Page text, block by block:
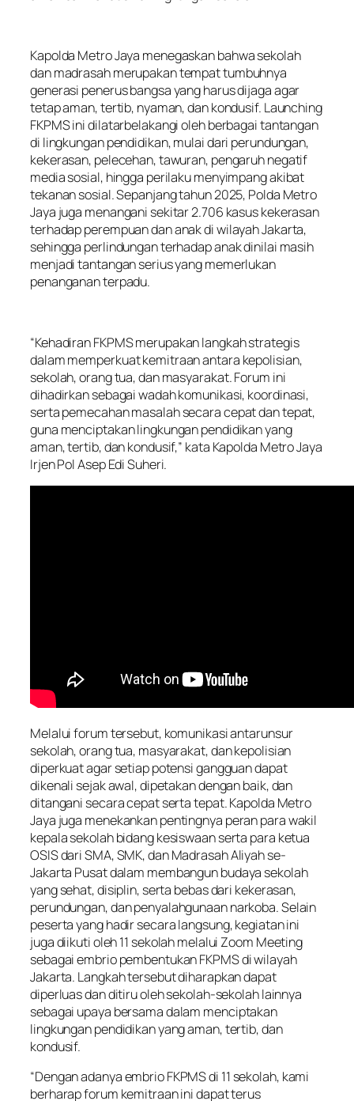
Kapolda Metro Jaya menegaskan bahwa sekolah
dan madrasah merupakan tempat tumbuhnya
generasi penerus bangsa yang harus dijaga agar
tetap aman, tertib, nyaman, dan kondusif. Launching
FKPMS ini dilatarbelakangi oleh berbagai tantangan
di lingkungan pendidikan, mulai dari perundungan,
kekerasan, pelecehan, tawuran, pengaruh negatif
media sosial, hingga perilaku menyimpang akibat
tekanan sosial. Sepanjang tahun 2025, Polda Metro
Jaya juga menangani sekitar 2.706 kasus kekerasan
terhadap perempuan dan anak di wilayah Jakarta,
sehingga perlindungan terhadap anak dinilai masih
menjadi tantangan serius yang memerlukan
penanganan terpadu.
“Kehadiran FKPMS merupakan langkah strategis
dalam memperkuat kemitraan antara kepolisian,
sekolah, orang tua, dan masyarakat. Forum ini
dihadirkan sebagai wadah komunikasi, koordinasi,
serta pemecahan masalah secara cepat dan tepat,
guna menciptakan lingkungan pendidikan yang
aman, tertib, dan kondusif,” kata Kapolda Metro Jaya
Irjen Pol Asep Edi Suheri.
Melalui forum tersebut, komunikasi antarunsur
sekolah, orang tua, masyarakat, dan kepolisian
diperkuat agar setiap potensi gangguan dapat
dikenali sejak awal, dipetakan dengan baik, dan
ditangani secara cepat serta tepat. Kapolda Metro
Jaya juga menekankan pentingnya peran para wakil
kepala sekolah bidang kesiswaan serta para ketua
OSIS dari SMA, SMK, dan Madrasah Aliyah se-
Jakarta Pusat dalam membangun budaya sekolah
yang sehat, disiplin, serta bebas dari kekerasan,
perundungan, dan penyalahgunaan narkoba. Selain
peserta yang hadir secara langsung, kegiatan ini
juga diikuti oleh 11 sekolah melalui Zoom Meeting
sebagai embrio pembentukan FKPMS di wilayah
Jakarta. Langkah tersebut diharapkan dapat
diperluas dan ditiru oleh sekolah-sekolah lainnya
sebagai upaya bersama dalam menciptakan
lingkungan pendidikan yang aman, tertib, dan
kondusif.
“Dengan adanya embrio FKPMS di 11 sekolah, kami
berharap forum kemitraan ini dapat terus